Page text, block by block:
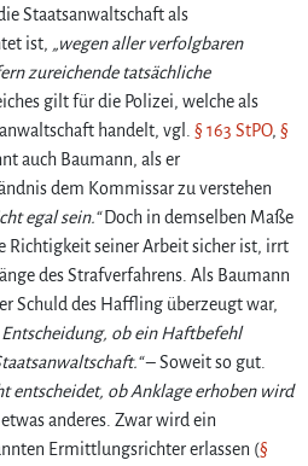
Staatsanwaltschaft als
ist, „wegen aller verfolgbaren
zureichende tatsächliche
gilt für die Polizei, welche als
handelt, vgl. § 163 StPO, §
auch Baumann, als er
dem Kommissar zu verstehen
egal sein.“Doch in demselben Maße
Richtigkeit seiner Arbeit sicher ist, irrt
des Strafverfahrens. Als Baumann
Schuld des Haffling überzeugt war,
Entscheidung, ob ein Haftbefehl
– Soweit so gut.
entscheidet, ob Anklage erhoben wird
etwas anderes. Zwar wird ein
Ermittlungsrichter erlassen (§